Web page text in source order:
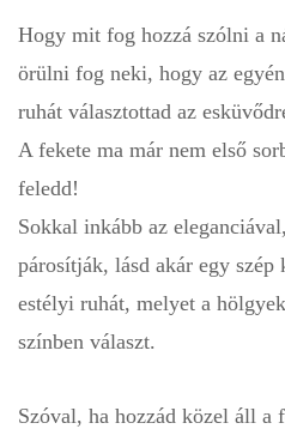
Hogy mit fog hozzá szólni a
örülni fog neki, hogy az
ruhát választottad az
A fekete ma már nem első
feledd!
Sokkal inkább az
párosítják, lásd akár egy
estélyi ruhát, melyet a
színben választ.
Szóval, ha hozzád közel áll a